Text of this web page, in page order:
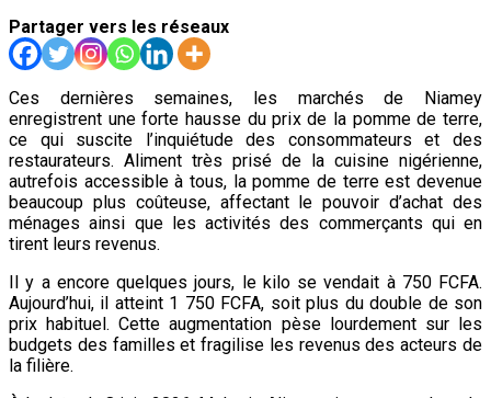
Partager vers les réseaux
Ces dernières semaines, les marchés de Niamey
enregistrent une forte hausse du prix de la pomme de terre,
ce qui suscite l’inquiétude des consommateurs et des
restaurateurs. Aliment très prisé de la cuisine nigérienne,
autrefois accessible à tous, la pomme de terre est devenue
beaucoup plus coûteuse, affectant le pouvoir d’achat des
ménages ainsi que les activités des commerçants qui en
tirent leurs revenus.
Il y a encore quelques jours, le kilo se vendait à 750 FCFA.
Aujourd’hui, il atteint 1 750 FCFA, soit plus du double de son
prix habituel. Cette augmentation pèse lourdement sur les
budgets des familles et fragilise les revenus des acteurs de
la filière.